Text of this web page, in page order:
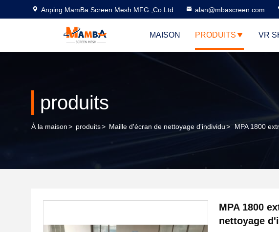
Anping MamBa Screen Mesh MFG.,Co.Ltd alan@mbascreen.com
MAISON PRODUITS VR
produits
À la maison> produits> Maille d'écran de nettoyage d'individu> MPA 1800
MPA 1800
nettoyage